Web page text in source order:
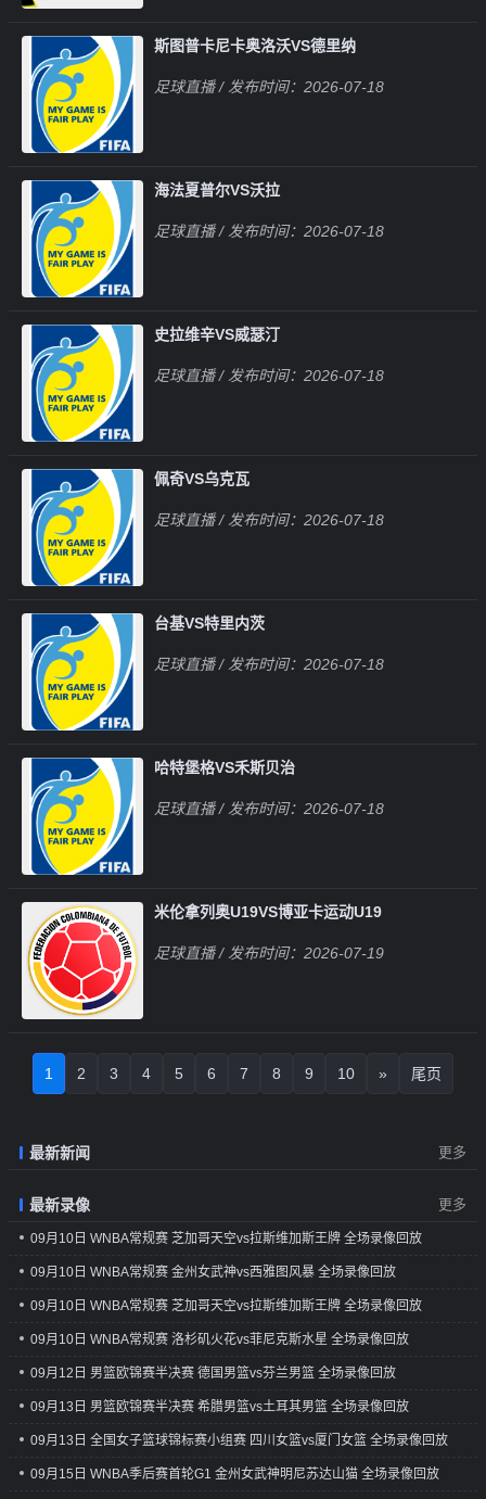
斯图普卡尼卡奥洛沃VS德里纳
足球直播/ 发布时间：2026-07-18
海法夏普尔VS沃拉
足球直播/ 发布时间：2026-07-18
史拉维辛VS威瑟汀
足球直播/ 发布时间：2026-07-18
佩奇VS乌克瓦
足球直播/ 发布时间：2026-07-18
台基VS特里内茨
足球直播/ 发布时间：2026-07-18
哈特堡格VS禾斯贝治
足球直播/ 发布时间：2026-07-18
米伦拿列奥U19VS博亚卡运动U19
足球直播/ 发布时间：2026-07-19
1 2 3 4 5 6 7 8 9 10 » 尾页
最新新闻 更多
最新录像 更多
09月10日 WNBA常规赛 芝加哥天空vs拉斯维加斯王牌 全场录像回放
09月10日 WNBA常规赛 金州女武神vs西雅图风暴 全场录像回放
09月10日 WNBA常规赛 芝加哥天空vs拉斯维加斯王牌 全场录像回放
09月10日 WNBA常规赛 洛杉矶火花vs菲尼克斯水星 全场录像回放
09月12日 男篮欧锦赛半决赛 德国男篮vs芬兰男篮 全场录像回放
09月13日 男篮欧锦赛半决赛 希腊男篮vs土耳其男篮 全场录像回放
09月13日 全国女子篮球锦标赛小组赛 四川女篮vs厦门女篮 全场录像回放
09月15日 WNBA季后赛首轮G1 金州女武神明尼苏达山猫 全场录像回放